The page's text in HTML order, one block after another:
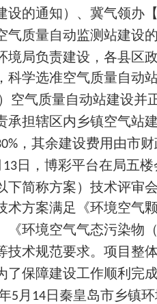
设的通知）、冀气领办
气质量自动监测站建设
境局负责建设，各县区
科学选准空气质量自动
）空气质量自动站建设并
承担辖区内乡镇空气站
，其余建设费用由市
13日，博彩平台在局五
下简称方案）技术评审
术方案满足《环境空气
《环境空气气态污染物
技术规范要求。项目整
了保障建设工作顺利完
5 月 14 日秦皇岛市乡镇